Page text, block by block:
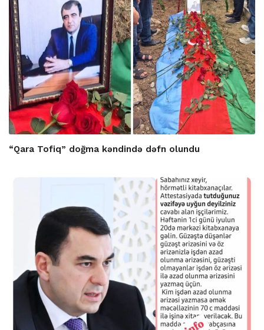
“Qara Tofiq” doğma kəndində dəfn olundu